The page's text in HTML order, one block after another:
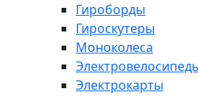
Гироборды
Гироскутеры
Моноколеса
Электрокарты